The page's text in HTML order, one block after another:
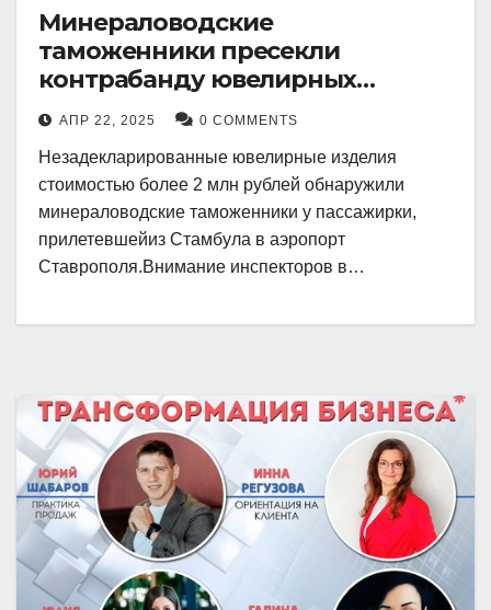
Минераловодские
таможенники пресекли
контрабанду ювелирных
изделий на 2 млн рублей
АПР 22, 2025 0 COMMENTS
Незадекларированные ювелирные изделия
стоимостью более 2 млн рублей обнаружили
минераловодские таможенники у пассажирки,
прилетевшейиз Стамбула в аэропорт
Ставрополя.Внимание инспекторов в…